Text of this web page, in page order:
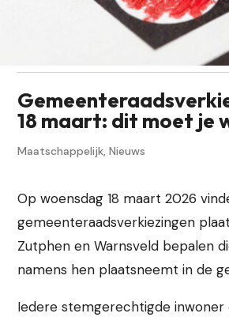
18 maart: dit moet je
Maatschappelijk,Nieuws
Op woensdag 18 maart 2026
gemeenteraadsverkiezingen
Zutphen en Warnsveld bepalen
namens hen plaatsneemt in de
Iedere stemgerechtigde